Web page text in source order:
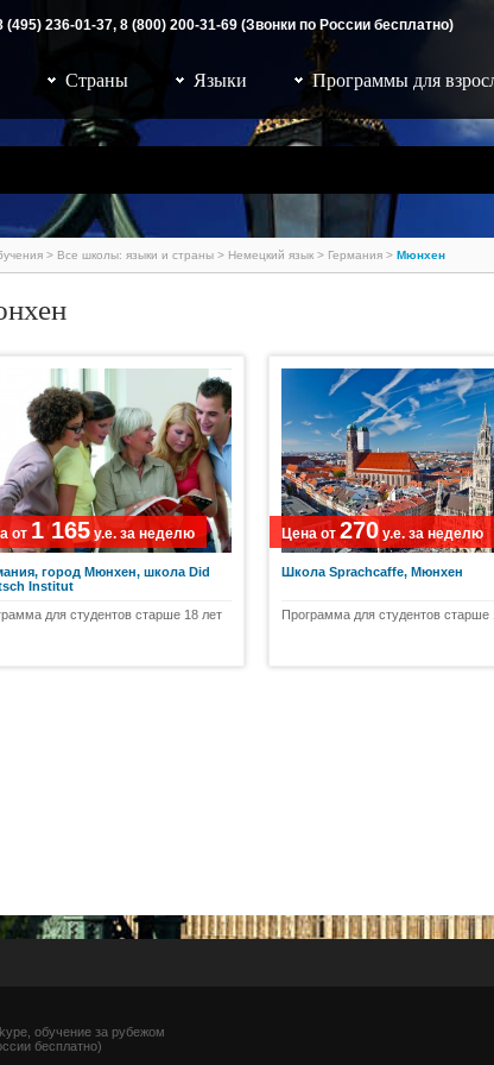
(495) 236-01-37, 8 (800) 200-31-69 (Звонки по России бесплатно)
Программы для
Языки
Страны
> Все школы: языки и страны > Немецкий язык > Германия > Мюнхен
от 1 165 у.е. за неделю
город Мюнхен, школа Did
Institut
для студентов старше 18 лет
Цена от 270 у.е. за неделю
Школа Sprachсaffe, Мюнхен
Программа для студентов старше
обучение за рубежом
бесплатно)